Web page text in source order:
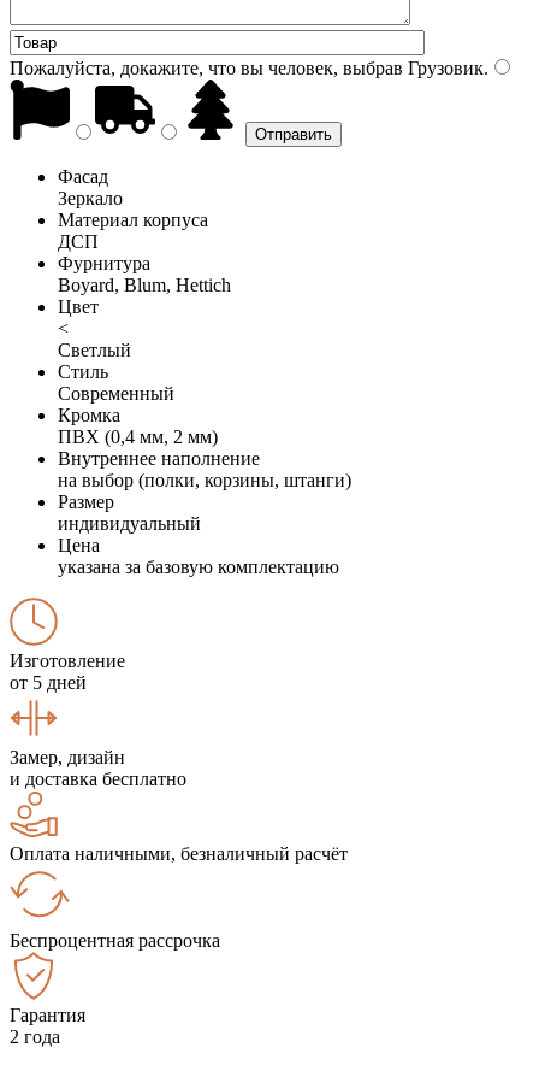
Пожалуйста, докажите, что вы человек, выбрав Грузовик.
Фасад
Зеркало
Материал корпуса
ДСП
Фурнитура
Boyard, Blum, Hettich
Цвет
<
Светлый
Стиль
Современный
Кромка
ПВХ (0,4 мм, 2 мм)
Внутреннее наполнение
на выбор (полки, корзины, штанги)
Размер
индивидуальный
Цена
указана за базовую комплектацию
Изготовление
от 5 дней
Замер, дизайн
и доставка бесплатно
Оплата наличными, безналичный расчёт
Беспроцентная рассрочка
Гарантия
2 года